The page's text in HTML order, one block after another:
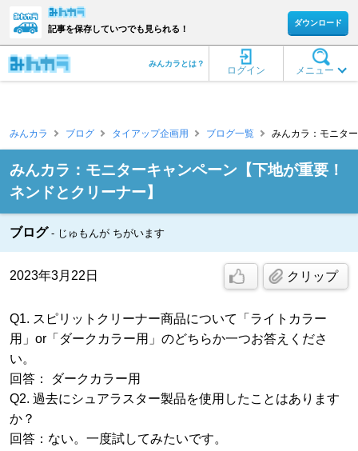
記事を保存していつでも見られる！
ダウンロード
メニュー
ログイン
みんカラとは？
みんカラ ブログ タイアップ企画用 ブログ一覧 みんカラ：モニタ
みんカラ：モニターキャンペーン【下地が重要！
ネンドとクリーナー】
ブログ じゅもんが ちがいます
2023年3月22日 クリップ
Q1. スピリットクリーナー商品について「ライトカラー
用」or「ダークカラー用」のどちらか一つお答えくださ
い。
回答： ダークカラー用
Q2. 過去にシュアラスター製品を使用したことはあります
か？
回答：ない。一度試してみたいです。